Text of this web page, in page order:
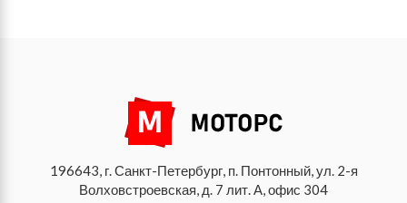
196643, г. Санкт-Петербург, п. Понтонный, ул. 2-я
Волховстроевская, д. 7 лит. А, офис 304